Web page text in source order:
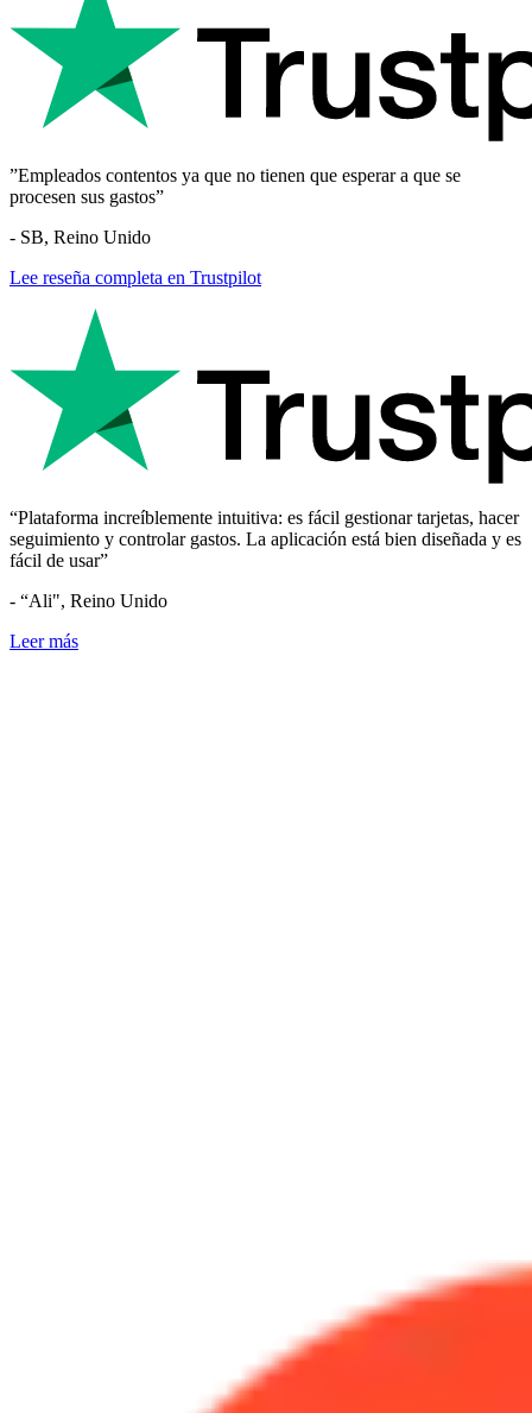
”Empleados contentos ya que no tienen que esperar a que se
procesen sus gastos”
- SB, Reino Unido
Lee reseña completa en Trustpilot
“Plataforma increíblemente intuitiva: es fácil gestionar tarjetas, hacer
seguimiento y controlar gastos. La aplicación está bien diseñada y es
fácil de usar”
- “Ali", Reino Unido
Leer más